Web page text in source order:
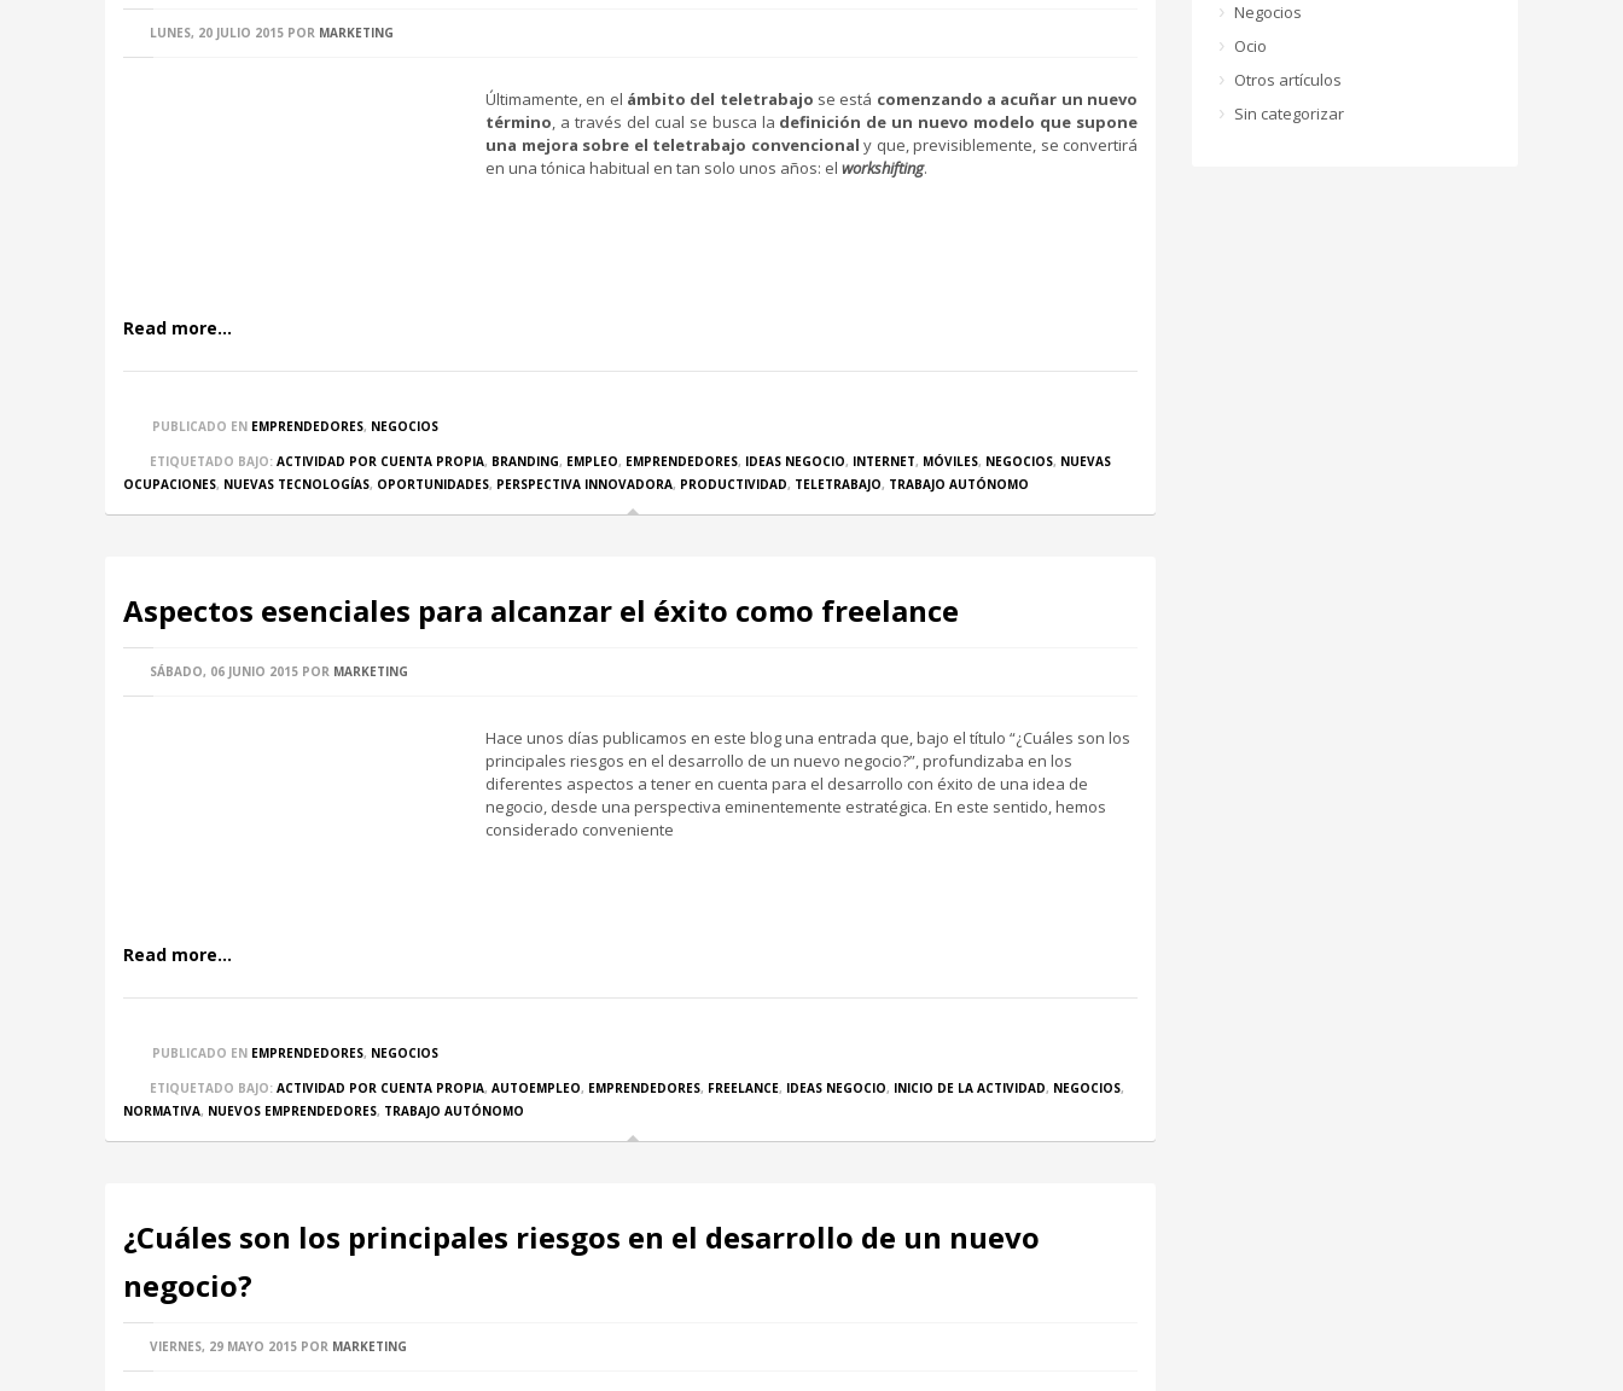
LUNES, 20 JULIO 2015 POR MARKETING
Últimamente, en el ámbito del teletrabajo se está comenzando a acuñar un nuevo
término, a través del cual se busca la definición de un nuevo modelo que supone
una mejora sobre el teletrabajo convencional y que, previsiblemente, se convertirá
en una tónica habitual en tan solo unos años: el workshifting.
Read more...
PUBLICADO EN EMPRENDEDORES, NEGOCIOS
ETIQUETADO BAJO: ACTIVIDAD POR CUENTA PROPIA, BRANDING, EMPLEO, EMPRENDEDORES, IDEAS NEGOCIO, INTERNET, MÓVILES, NEGOCIOS, NUEVAS
OCUPACIONES, NUEVAS TECNOLOGÍAS, OPORTUNIDADES, PERSPECTIVA INNOVADORA, PRODUCTIVIDAD, TELETRABAJO, TRABAJO AUTÓNOMO
Aspectos esenciales para alcanzar el éxito como freelance
SÁBADO, 06 JUNIO 2015 POR MARKETING
Hace unos días publicamos en este blog una entrada que, bajo el título “¿Cuáles son los
principales riesgos en el desarrollo de un nuevo negocio?”, profundizaba en los
diferentes aspectos a tener en cuenta para el desarrollo con éxito de una idea de
negocio, desde una perspectiva eminentemente estratégica. En este sentido, hemos
considerado conveniente
Read more...
PUBLICADO EN EMPRENDEDORES, NEGOCIOS
ETIQUETADO BAJO: ACTIVIDAD POR CUENTA PROPIA, AUTOEMPLEO, EMPRENDEDORES, FREELANCE, IDEAS NEGOCIO, INICIO DE LA ACTIVIDAD, NEGOCIOS,
NORMATIVA, NUEVOS EMPRENDEDORES, TRABAJO AUTÓNOMO
¿Cuáles son los principales riesgos en el desarrollo de un nuevo
negocio?
VIERNES, 29 MAYO 2015 POR MARKETING
Negocios
Ocio
Otros artículos
Sin categorizar